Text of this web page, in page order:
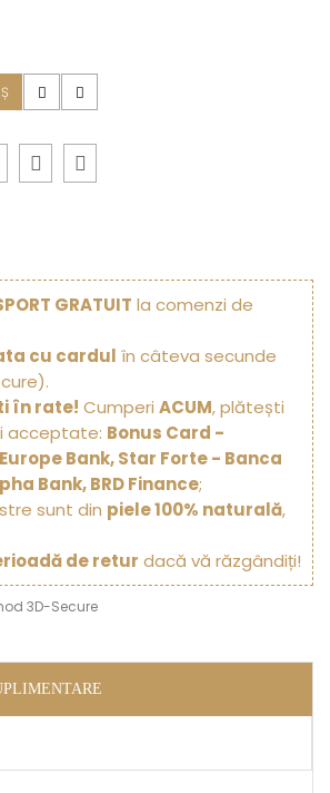
GRATUIT la comenzi de
cu cardul în câteva secunde
în rate! Cumperi ACUM, plătești
acceptate: Bonus Card -
Bank, Star Forte - Banca
Bank, BRD Finance;
sunt din piele 100% naturală,
de retur dacă vă răzgândiți!